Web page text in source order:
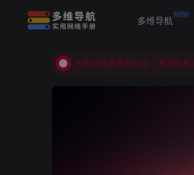
多维导航 NEW
所有在线的导航站点，都是站
所有在线的导航站点，都是站